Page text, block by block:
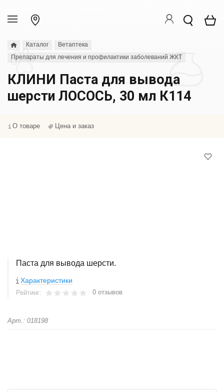
Каталог
Ветаптека
Препараты для лечения и профилактики заболеваний ЖКТ
КЛИНИ Паста для вывода
шерсти ЛОСОСЬ, 30 мл К114
О товаре Цена и заказ
Паста для вывода шерсти.
Характеристики
Рейтинг: 0 отзывов
Арт.: 018198